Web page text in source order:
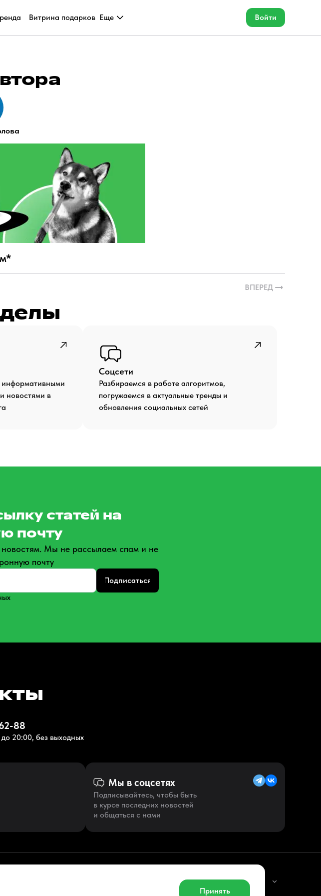
Витрина подарков Еще Войти
ВПЕРЕД
информативными
новостями в
Соцсети
Разбираемся в работе алгоритмов,
погружаемся в актуальные тренды и
обновления социальных сетей
статей на
почту
Мы не рассылаем спам и не
почту
Подписаться
88
20:00, без выходных
Мы в соцсетях
Подписывайтесь, чтобы быть
в курсе последних новостей
и общаться с нами
Русский (RU)
Принять